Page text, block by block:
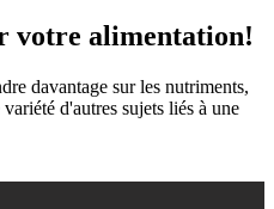
votre alimentation!
davantage sur les nutriments,
d'autres sujets liés à une